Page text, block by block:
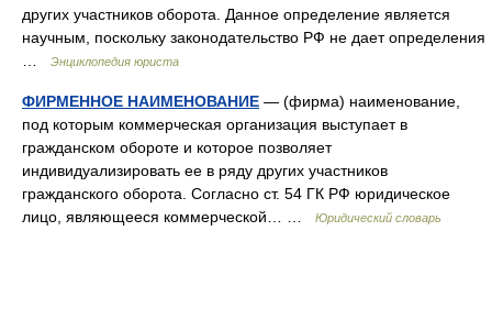
других участников оборота. Данное определение является
научным, поскольку законодательство РФ не дает определения
Энциклопедия юриста
ФИРМЕННОЕ НАИМЕНОВАНИЕ — (фирма) наименование,
под которым коммерческая организация выступает в
гражданском обороте и которое позволяет
индивидуализировать ее в ряду других участников
гражданского оборота. Согласно ст. 54 ГК РФ юридическое
лицо, являющееся коммерческой… …
Юридический словарь